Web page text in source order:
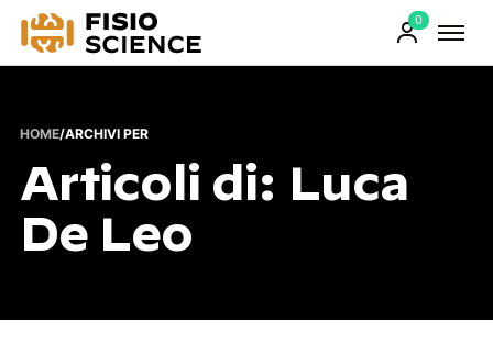
0
Prodotti
HOME/ARCHIVI PER
Articoli di: Luca
De Leo